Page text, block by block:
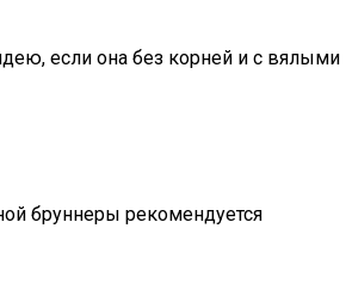
если она без корней и с вялыми
бруннеры рекомендуется